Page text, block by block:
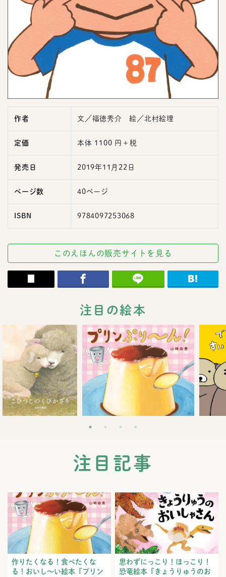
作者 文／福徳秀介 絵／北村絵理
定価 本体 1100 円＋税
発売日 2019年11月22日
ページ数 40ページ
ISBN 9784097253068
このえほんの販売サイトを見る
注目の絵本
注目記事
作りたくなる！食べたくな
る！おいし～い絵本『プリン
思わずにっこり！ほっこり！
恐竜絵本『きょうりゅうのお